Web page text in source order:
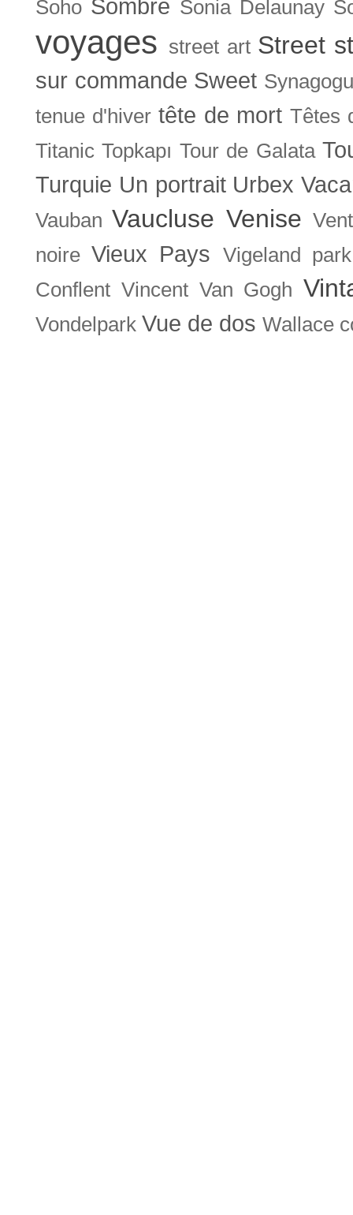
Soho Sombre Sonia Delaunay
voyages street art Street
sur commande Sweet
tenue d'hiver tête de mort Têtes
Titanic Topkapı Tour de Galata
Turquie Un portrait Urbex
Vauban Vaucluse Venise
noire Vieux Pays
Vigeland park
Conflent Vincent Van Gogh
Vondelpark Vue de dos Wallace